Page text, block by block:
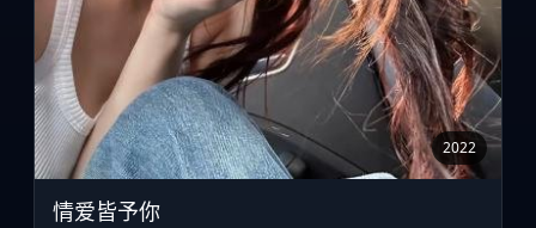
2022
情爱皆予你